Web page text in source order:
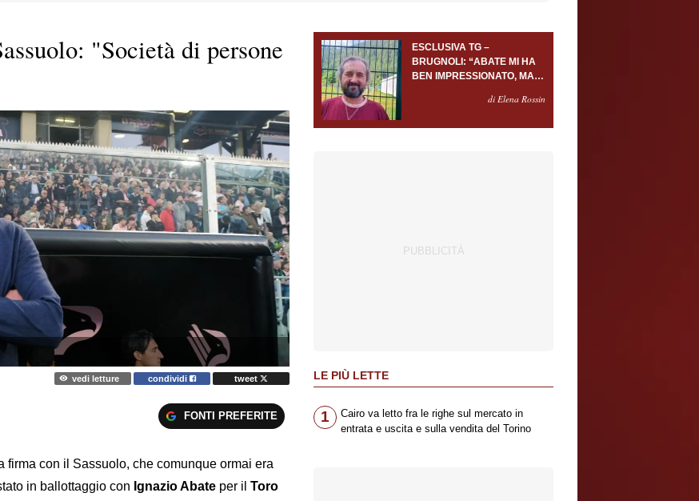
"Società di persone
vedi letture condividi tweet
FONTI PREFERITE
firma con il Sassuolo, che comunque ormai era
in ballottaggio con Ignazio Abate per il Toro
ESCLUSIVA TG –
BRUGNOLI: “ABATE MI HA
BEN IMPRESSIONATO, MA
PORTIERE SERVONOdi Elena Rossin
LE PIÙ LETTE
1
Cairo va letto fra le righe sul mercato in
entrata e uscita e sulla vendita del Torino